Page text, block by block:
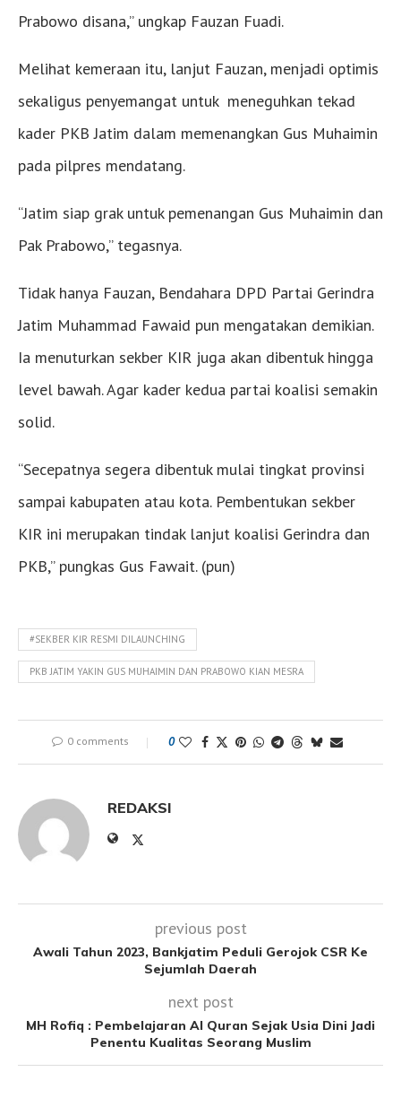
Prabowo disana,” ungkap Fauzan Fuadi.
Melihat kemeraan itu, lanjut Fauzan, menjadi optimis
sekaligus penyemangat untuk meneguhkan tekad
kader PKB Jatim dalam memenangkan Gus Muhaimin
pada pilpres mendatang.
“Jatim siap grak untuk pemenangan Gus Muhaimin dan
Pak Prabowo,” tegasnya.
Tidak hanya Fauzan, Bendahara DPD Partai Gerindra
Jatim Muhammad Fawaid pun mengatakan demikian.
Ia menuturkan sekber KIR juga akan dibentuk hingga
level bawah. Agar kader kedua partai koalisi semakin
solid.
“Secepatnya segera dibentuk mulai tingkat provinsi
sampai kabupaten atau kota. Pembentukan sekber
KIR ini merupakan tindak lanjut koalisi Gerindra dan
PKB,” pungkas Gus Fawait. (pun)
#SEKBER KIR RESMI DILAUNCHING
PKB JATIM YAKIN GUS MUHAIMIN DAN PRABOWO KIAN MESRA
0 comments 0
REDAKSI
previous post
Awali Tahun 2023, Bankjatim Peduli Gerojok CSR Ke
Sejumlah Daerah
next post
MH Rofiq : Pembelajaran Al Quran Sejak Usia Dini Jadi
Penentu Kualitas Seorang Muslim